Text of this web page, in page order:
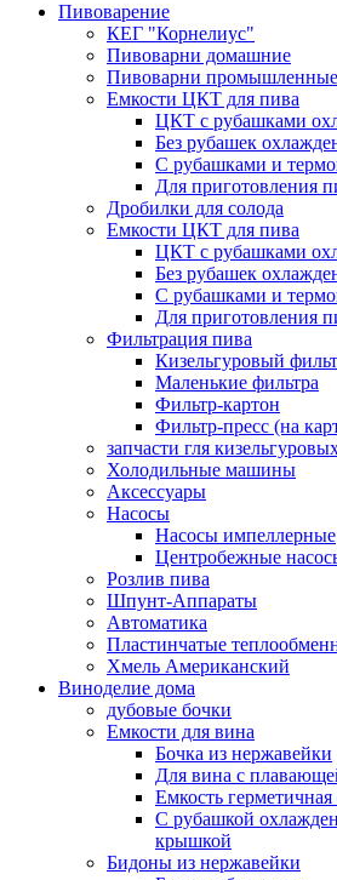
Пивоварение
КЕГ "Корнелиус"
Пивоварни домашние
Пивоварни промышленные
Емкости ЦКТ для пива
ЦКТ с рубашками
Без рубашек
С рубашками и
Для приготовления
Дробилки для солода
Емкости ЦКТ для пива
ЦКТ с рубашками
Без рубашек
С рубашками и
Для приготовления
Фильтрация пива
Кизельгуровый
Маленькие фильтра
Фильтр-картон
Фильтр-пресс (на
запчасти гля
Холодильные машины
Аксессуары
Насосы
Насосы импеллерные
Центробежные
Розлив пива
Шпунт-Аппараты
Автоматика
Пластинчатые
Хмель Американский
Виноделие дома
дубовые бочки
Емкости для вина
Бочка из нержавейки
Для вина с
Емкость
С рубашкой
крышкой
Бидоны из нержавейки